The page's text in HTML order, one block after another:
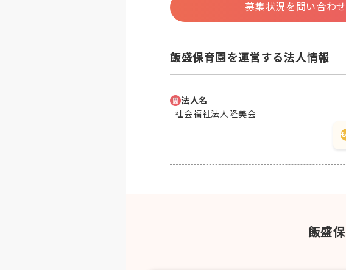
募集状況を問い合わ
飯盛保育園を運営する法人情報
法人名
社会福祉法人隆美会
飯盛